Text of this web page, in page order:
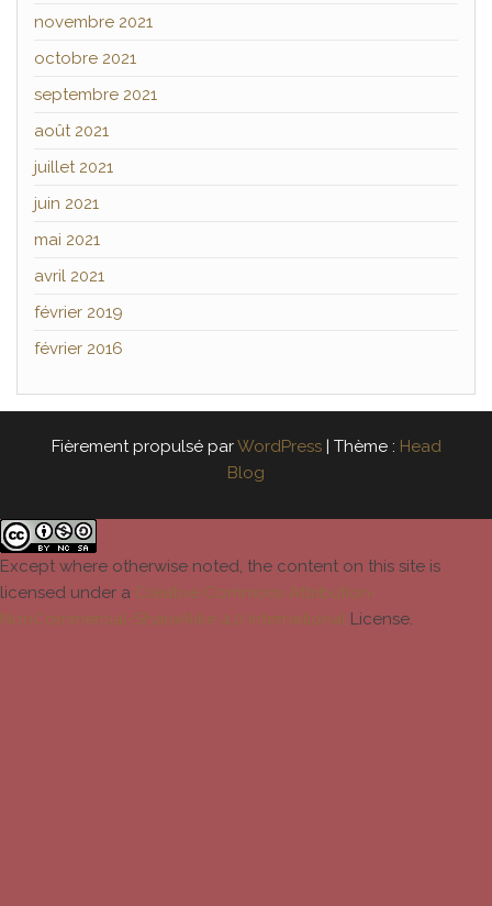
novembre 2021
octobre 2021
septembre 2021
août 2021
juillet 2021
juin 2021
mai 2021
avril 2021
février 2019
février 2016
Fièrement propulsé parWordPress | Thème : Head
Blog
Except where otherwise noted, the content on this site is
licensed under a Creative Commons Attribution-
NonCommercial-ShareAlike 4.0 International License.